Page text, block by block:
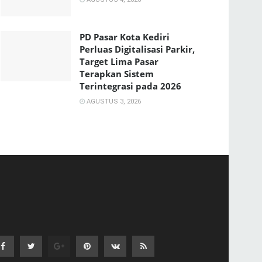
PD Pasar Kota Kediri
Perluas Digitalisasi Parkir,
Target Lima Pasar
Terapkan Sistem
Terintegrasi pada 2026
AGUSTUS 3, 2026